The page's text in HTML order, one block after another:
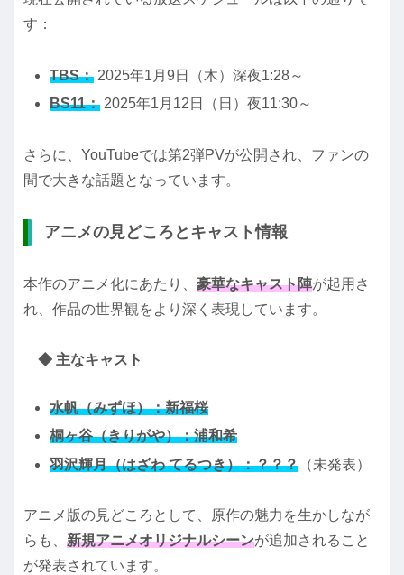
す：
TBS： 2025年1月9日（木）深夜1:28～
BS11： 2025年1月12日（日）夜11:30～
さらに、YouTubeでは第2弾PVが公開され、ファンの
間で大きな話題となっています。
アニメの見どころとキャスト情報
本作のアニメ化にあたり、 豪華なキャスト陣が起用さ
れ、作品の世界観をより深く表現しています。
◆ 主なキャスト
水帆（みずほ）：新福桜
桐ヶ谷（きりがや）：浦和希
羽沢輝月（はざわ てるつき）：？？？ （未発表）
アニメ版の見どころとして、原作の魅力を生かしなが
らも、 新規アニメオリジナルシーンが追加されること
が発表されています。